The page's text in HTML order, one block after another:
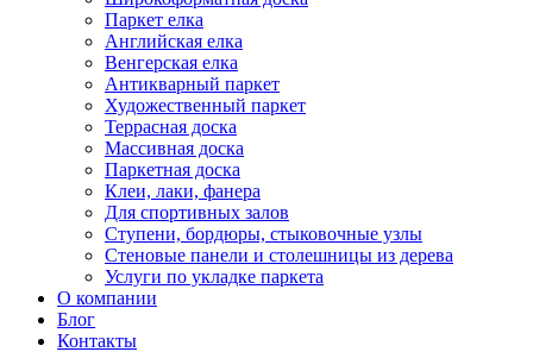
Паркет елка
Английская елка
Венгерская елка
Антикварный паркет
Художественный паркет
Террасная доска
Массивная доска
Паркетная доска
Клеи, лаки, фанера
Для спортивных залов
Ступени, бордюры, стыковочные узлы
Стеновые панели и столешницы из дерева
Услуги по укладке паркета
О компании
Блог
Контакты